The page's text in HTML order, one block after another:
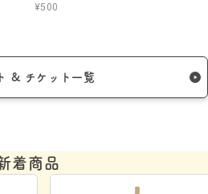
¥500
& チケット一覧
着商品